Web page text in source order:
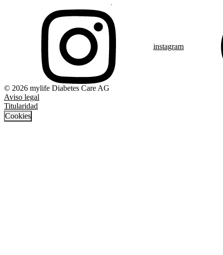
instagram
© 2026 mylife Diabetes Care AG
Aviso legal
Titularidad
Cookies